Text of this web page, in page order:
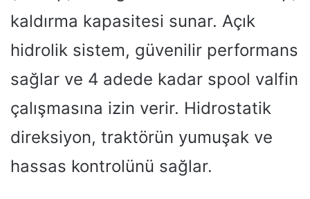
kaldırma kapasitesi sunar. Açık
hidrolik sistem, güvenilir performans
sağlar ve 4 adede kadar spool valfin
çalışmasına izin verir. Hidrostatik
direksiyon, traktörün yumuşak ve
hassas kontrolünü sağlar.